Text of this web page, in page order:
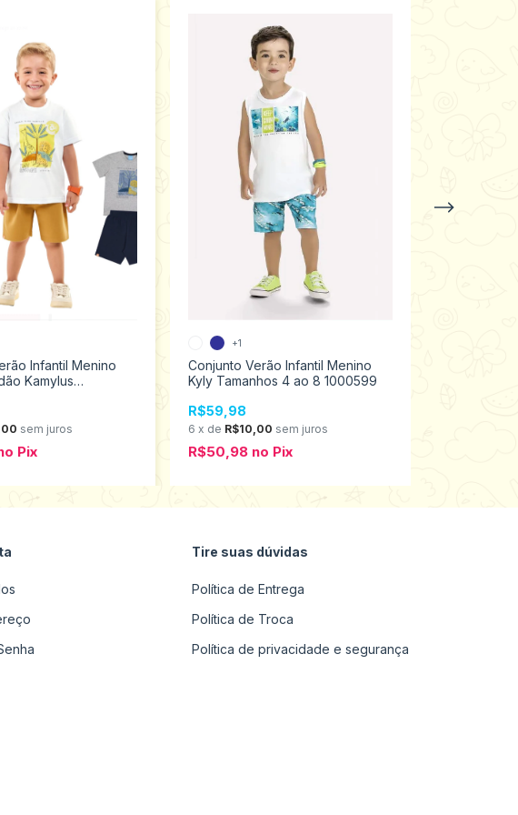
Infantil Menino
Kamylus
sem juros
Pix
Conjunto Verão Infantil Menino
Kyly Tamanhos 4 ao 8 1000599
R$59,98
6 x de R$10,00 sem juros
R$50,98 no Pix
+1
Tire suas dúvidas
Política de Entrega
Política de Troca
Política de privacidade e segurança